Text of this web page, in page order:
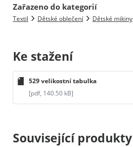
Zařazeno do kategorií
Textil Dětské oblečení Dětské mikiny
Ke stažení
529 velikostní tabulka
[pdf, 140.50 kB]
Související produkty